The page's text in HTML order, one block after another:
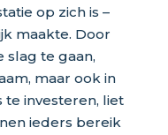
op zich is –
maakte. Door
slag te gaan,
maar ook in
te investeren, liet
ieders bereik